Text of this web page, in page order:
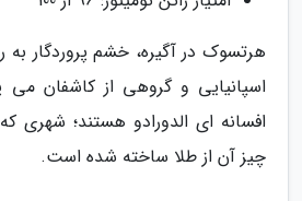
هرتسوک در آگیره، خشم پروردگار به
اسپانیایی و گروهی از کاشفان می
افسانه ای الدورادو هستند؛ شهری
چیز آن از طلا ساخته شده است.